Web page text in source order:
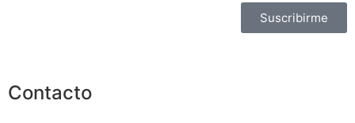
Suscribirme
Contacto